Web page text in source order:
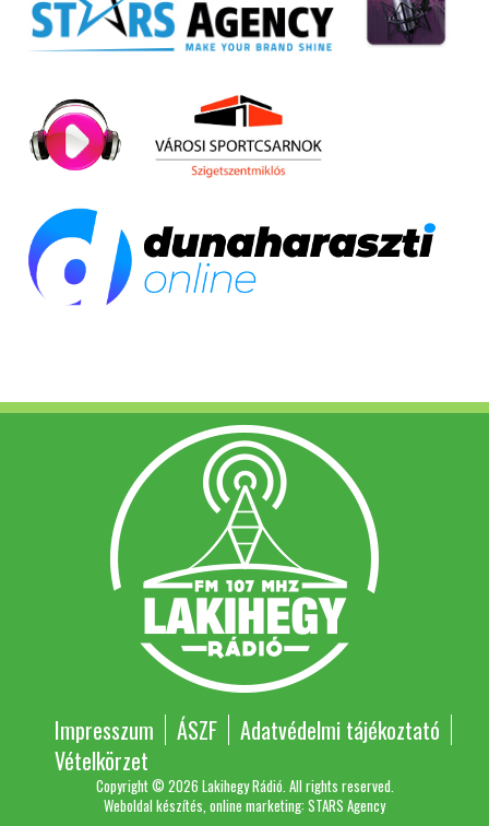
Impresszum ÁSZF
Adatvédelmi tájékoztató
Vételkörzet
Copyright © 2026 Lakihegy Rádió. All rights reserved.
Weboldal készítés, online marketing: STARS Agency